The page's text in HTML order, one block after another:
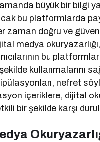
büyük bir bilgi
bu platformlarda
zaman doğru ve
medya
bu
kullanmalarını
nefret
içeriklere, dijital
bir şekilde karşı